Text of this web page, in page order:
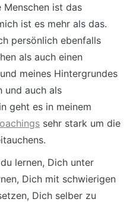
Menschen ist das
ist es mehr als das.
persönlich ebenfalls
als auch einen
meines Hintergrundes
und auch als
geht es in meinem
sehr stark um die
lernen, Dich unter
Dich mit schwierigen
Dich selber zu